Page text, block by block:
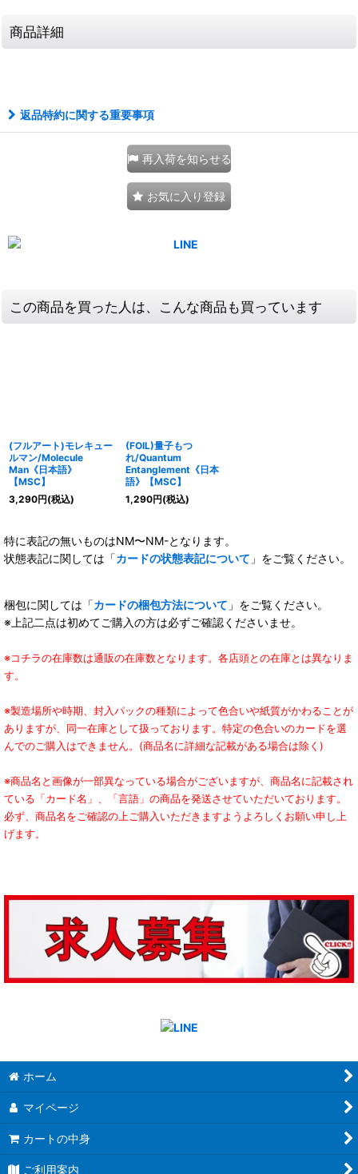
商品詳細
返品特約に関する重要事項
再入荷を知らせる
お気に入り登録
この商品を買った人は、こんな商品も買っています
(フルアート)モレキュー
ルマン/Molecule
Man《日本語》
【MSC】
3,290円(税込)
(FOIL)量子もつ
れ/Quantum
Entanglement《日本
語》【MSC】
1,290円(税込)
特に表記の無いものはNM〜NM-となります。
状態表記に関しては「カードの状態表記について 」をご覧ください。
梱包に関しては「カードの梱包方法について 」をご覧ください。
※上記二点は初めてご購入の方は必ずご確認くださいませ。
※コチラの在庫数は通販の在庫数となります。各店頭との在庫とは異なりま
す。
※製造場所や時期、封入パックの種類によって色合いや紙質がかわることが
ありますが、同一在庫として扱っております。特定の色合いのカードを選
んでのご購入はできません。(商品名に詳細な記載がある場合は除く)
※商品名と画像が一部異なっている場合がございますが、商品名に記載され
ている「カード名」、「言語」の商品を発送させていただいております。
必ず、商品名をご確認の上ご購入いただきますようよろしくお願い申し上
げます。
ホーム
マイページ
カートの中身
ご利用案内